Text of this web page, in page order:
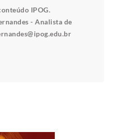
IPOG.
- Analista de